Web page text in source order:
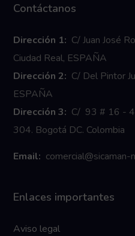
Contáctanos
Dirección 1: C/ Juan José
Ciudad Real, ESPAÑA
Dirección 2: C/ Del Pintor
ESPAÑA
Dirección 3: C/ 93 # 16 -
304. Bogotá DC. Colombia
Email: comercial@sicaman-
Enlaces importantes
Aviso legal